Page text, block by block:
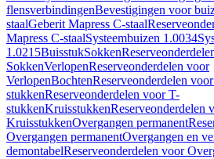
flensverbindingenBevestigingen voor
staalGeberit Mapress C-staal
Mapress C-staalSysteembuizen 1.0034
1.0215BuisstukSokken
SokkenVerlopenReserveonderdelen voor
VerlopenBochtenReserveonderdelen
stukkenReserveonderdelen voor T-
stukkenKruisstukkenReserveonderdelen
KruisstukkenOvergangen permanent
Overgangen permanentOvergangen en
demontabelReserveonderdelen voor